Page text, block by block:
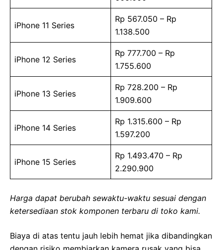
iPhone 11 Series
Rp 567.050 – Rp
1.138.500
iPhone 12 Series
Rp 777.700 – Rp
1.755.600
iPhone 13 Series
Rp 728.200 – Rp
1.909.600
iPhone 14 Series
Rp 1.315.600 – Rp
1.597.200
iPhone 15 Series
Rp 1.493.470 – Rp
2.290.900
Harga dapat berubah sewaktu-waktu sesuai dengan
ketersediaan stok komponen terbaru di toko kami.
Biaya di atas tentu jauh lebih hemat jika dibandingkan